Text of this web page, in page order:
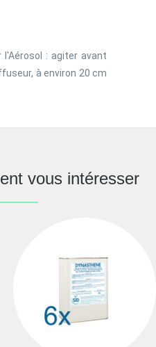
: agiter avant
à environ 20 cm
vous intéresser